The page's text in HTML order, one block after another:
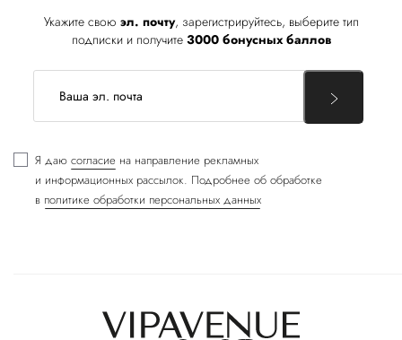
Укажите свою эл. почту, зарегистрируйтесь, выберите тип
подписки и получите 3000 бонусных баллов
Я даю согласие на направление рекламных
и информационных рассылок. Подробнее об обработке
в политике обработки персональных данных